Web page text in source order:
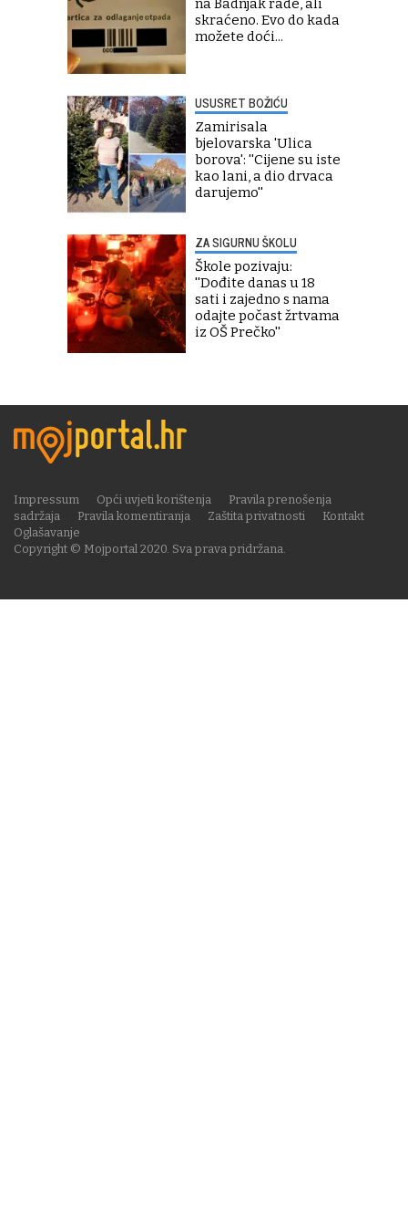
na Badnjak rade, ali
skraćeno. Evo do kada
možete doći...
USUSRET BOŽIĆU
Zamirisala
bjelovarska 'Ulica
borova': ''Cijene su iste
kao lani, a dio drvaca
darujemo''
ZA SIGURNU ŠKOLU
Škole pozivaju:
''Dođite danas u 18
sati i zajedno s nama
odajte počast žrtvama
iz OŠ Prečko''
Copyright © Mojportal 2020. Sva prava pridržana.
Impressum Opći uvjeti korištenja
Pravila prenošenja
sadržaja
Pravila komentiranja Zaštita privatnosti
Kontakt
Oglašavanje